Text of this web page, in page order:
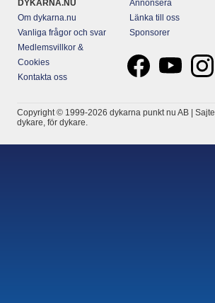
DYKARNA.NU
Om dykarna.nu
Vanliga frågor och svar
Medlemsvillkor &
Cookies
Kontakta oss
Annonsera
Länka till oss
Sponsorer
Copyright © 1999-2026 dykarna punkt nu AB |
dykare, för dykare.